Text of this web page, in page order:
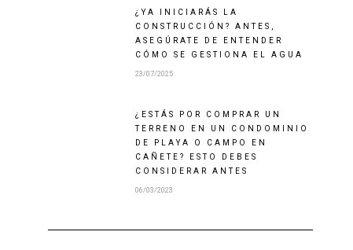
¿YA INICIARÁS LA
CONSTRUCCIÓN? ANTES,
ASEGÚRATE DE ENTENDER
CÓMO SE GESTIONA EL AGUA
23/07/2025
¿ESTÁS POR COMPRAR UN
TERRENO EN UN CONDOMINIO
DE PLAYA O CAMPO EN
CAÑETE? ESTO DEBES
CONSIDERAR ANTES
06/03/2023